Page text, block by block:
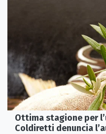
Ottima stagione per
Coldiretti denuncia